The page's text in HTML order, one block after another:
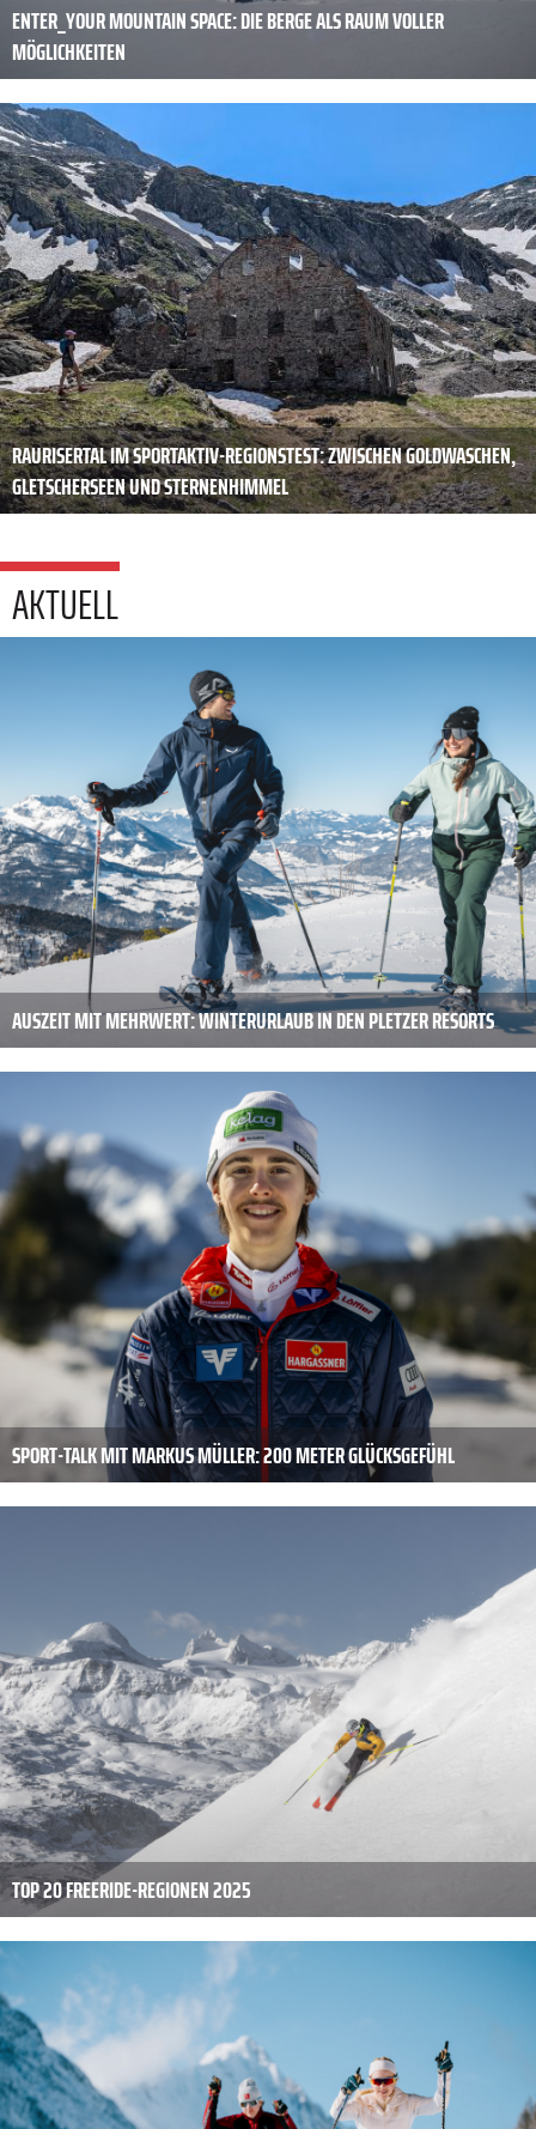
ENTER_YOUR MOUNTAIN SPACE: DIE BERGE ALS RAUM VOLLER
MÖGLICHKEITEN
RAURISERTAL IM SPORTAKTIV-REGIONSTEST: ZWISCHEN GOLDWASCHEN,
GLETSCHERSEEN UND STERNENHIMMEL
AKTUELL
AUSZEIT MIT MEHRWERT: WINTERURLAUB IN DEN PLETZER RESORTS
SPORT-TALK MIT MARKUS MÜLLER: 200 METER GLÜCKSGEFÜHL
TOP 20 FREERIDE-REGIONEN 2025